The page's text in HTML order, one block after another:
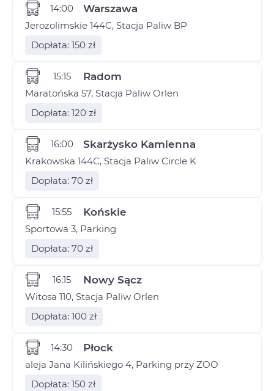
14:00 Warszawa
Jerozolimskie 144C, Stacja Paliw BP
Dopłata: 150 zł
15:15 Radom
Maratońska 57, Stacja Paliw Orlen
Dopłata: 120 zł
16:00 Skarżysko Kamienna
Krakowska 144C, Stacja Paliw Circle K
Dopłata: 70 zł
15:55 Końskie
Sportowa 3, Parking
Dopłata: 70 zł
16:15 Nowy Sącz
Witosa 110, Stacja Paliw Orlen
Dopłata: 100 zł
14:30 Płock
aleja Jana Kilińskiego 4, Parking przy ZOO
Dopłata: 150 zł